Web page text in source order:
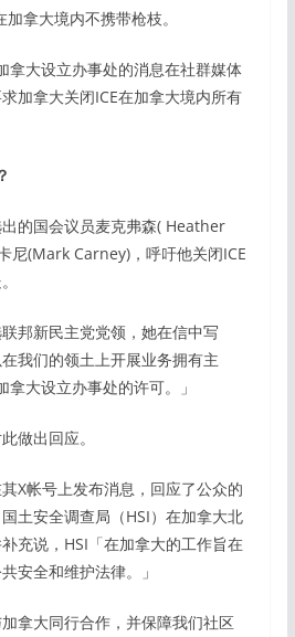
拿大境内不携带枪枝。
拿大设立办事处的消息在社群媒体
加拿大关闭ICE在加拿大境内所有
出的国会议员麦克弗森( Heather
尼(Mark Carney)，呼吁他关闭ICE
邦新民主党党领，她在信中写
我们的领土上开展业务拥有主
拿大设立办事处的许可。」
做出回应。
X帐号上发布消息，回应了公众的
土安全调查局（HSI）在加拿大北
充说，HSI「在加拿大的工作旨在
安全和维护法律。」
加拿大同行合作，并保障我们社区